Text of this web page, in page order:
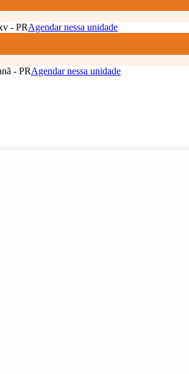
- PRAgendar nessa unidade
- PRAgendar nessa unidade